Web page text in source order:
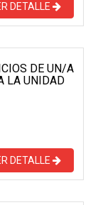
DETALLE
DE UN/A
LA UNIDAD
DETALLE